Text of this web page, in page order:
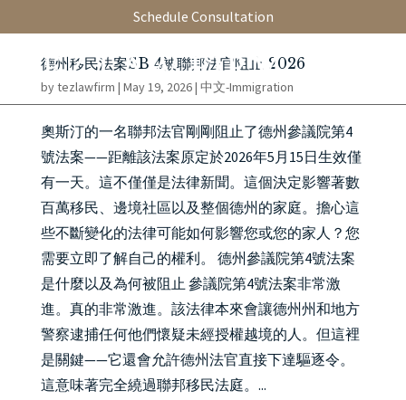
Schedule Consultation
德州移民法案SB 4被聯邦法官阻止 2026
bytezlawfirm | May 19, 2026| 中文-Immigration
奧斯汀的一名聯邦法官剛剛阻止了德州參議院第4
號法案——距離該法案原定於2026年5月15日生效僅
有一天。這不僅僅是法律新聞。這個決定影響著數
百萬移民、邊境社區以及整個德州的家庭。擔心這
些不斷變化的法律可能如何影響您或您的家人？您
需要立即了解自己的權利。 德州參議院第4號法案
是什麼以及為何被阻止 參議院第4號法案非常激
進。真的非常激進。該法律本來會讓德州州和地方
警察逮捕任何他們懷疑未經授權越境的人。但這裡
是關鍵——它還會允許德州法官直接下達驅逐令。
這意味著完全繞過聯邦移民法庭。...